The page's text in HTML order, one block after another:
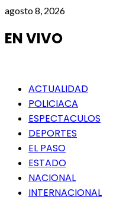
Saltar
contenido
agosto 8, 2026
EN VIVO
Menú
principal
ACTUALIDAD
POLICIACA
ESPECTACULOS
DEPORTES
EL PASO
ESTADO
NACIONAL
INTERNACIONAL